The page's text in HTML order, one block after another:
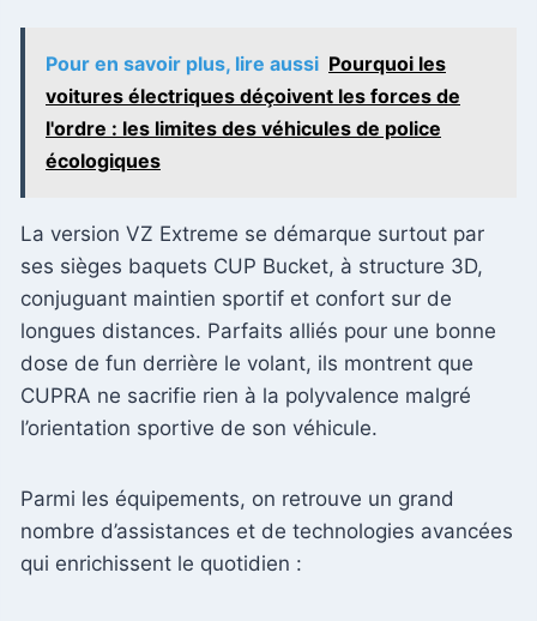
Pour en savoir plus, lire aussi Pourquoi les
voitures électriques déçoivent les forces de
l'ordre : les limites des véhicules de police
écologiques
La version VZ Extreme se démarque surtout par
ses sièges baquets CUP Bucket, à structure 3D,
conjuguant maintien sportif et confort sur de
longues distances. Parfaits alliés pour une bonne
dose de fun derrière le volant, ils montrent que
CUPRA ne sacrifie rien à la polyvalence malgré
l’orientation sportive de son véhicule.
Parmi les équipements, on retrouve un grand
nombre d’assistances et de technologies avancées
qui enrichissent le quotidien :